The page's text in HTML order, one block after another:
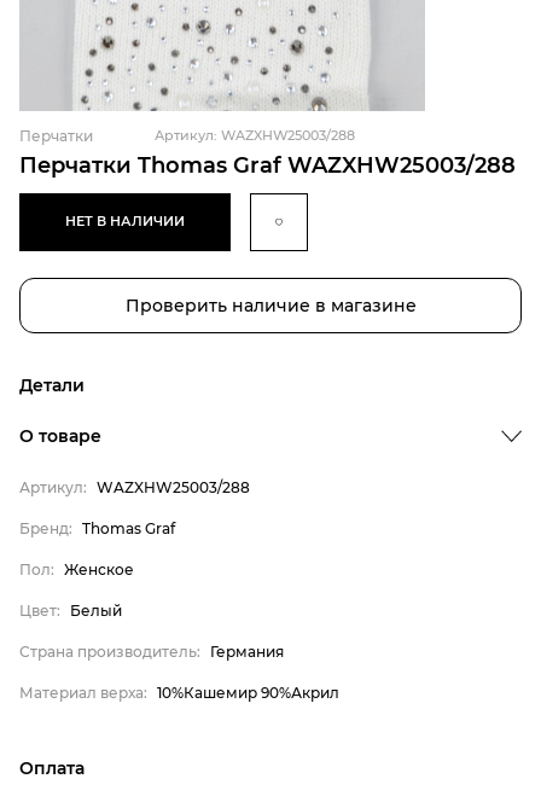
Перчатки Thomas Graf WAZXHW25003/288
Перчатки Артикул: WAZXHW25003/288
НЕТ В НАЛИЧИИ
Проверить наличие в магазине
Детали
О товаре
Артикул: WAZXHW25003/288
Бренд: Thomas Graf
Пол: Женское
Цвет: Белый
Страна производитель: Германия
Материал верха: 10%Кашемир 90%Акрил
Оплата